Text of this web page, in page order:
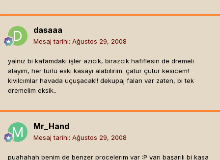
dasaaa
Mesaj tarihi: Ağustos 29, 2008
yalnız bi kafamdaki işler azıcık, birazcık hafiflesin de dremeli
alayım, her türlü eski kasayı alabilirim. çatur çutur kesicem!
kıvılcımlar havada uçuşacak!! dekupaj falan var zaten, bi tek
dremelim eksik..
Mr_Hand
Mesaj tarihi: Ağustos 29, 2008
puahahah benim de benzer procelerim var :P yarı başarılı bi kasa